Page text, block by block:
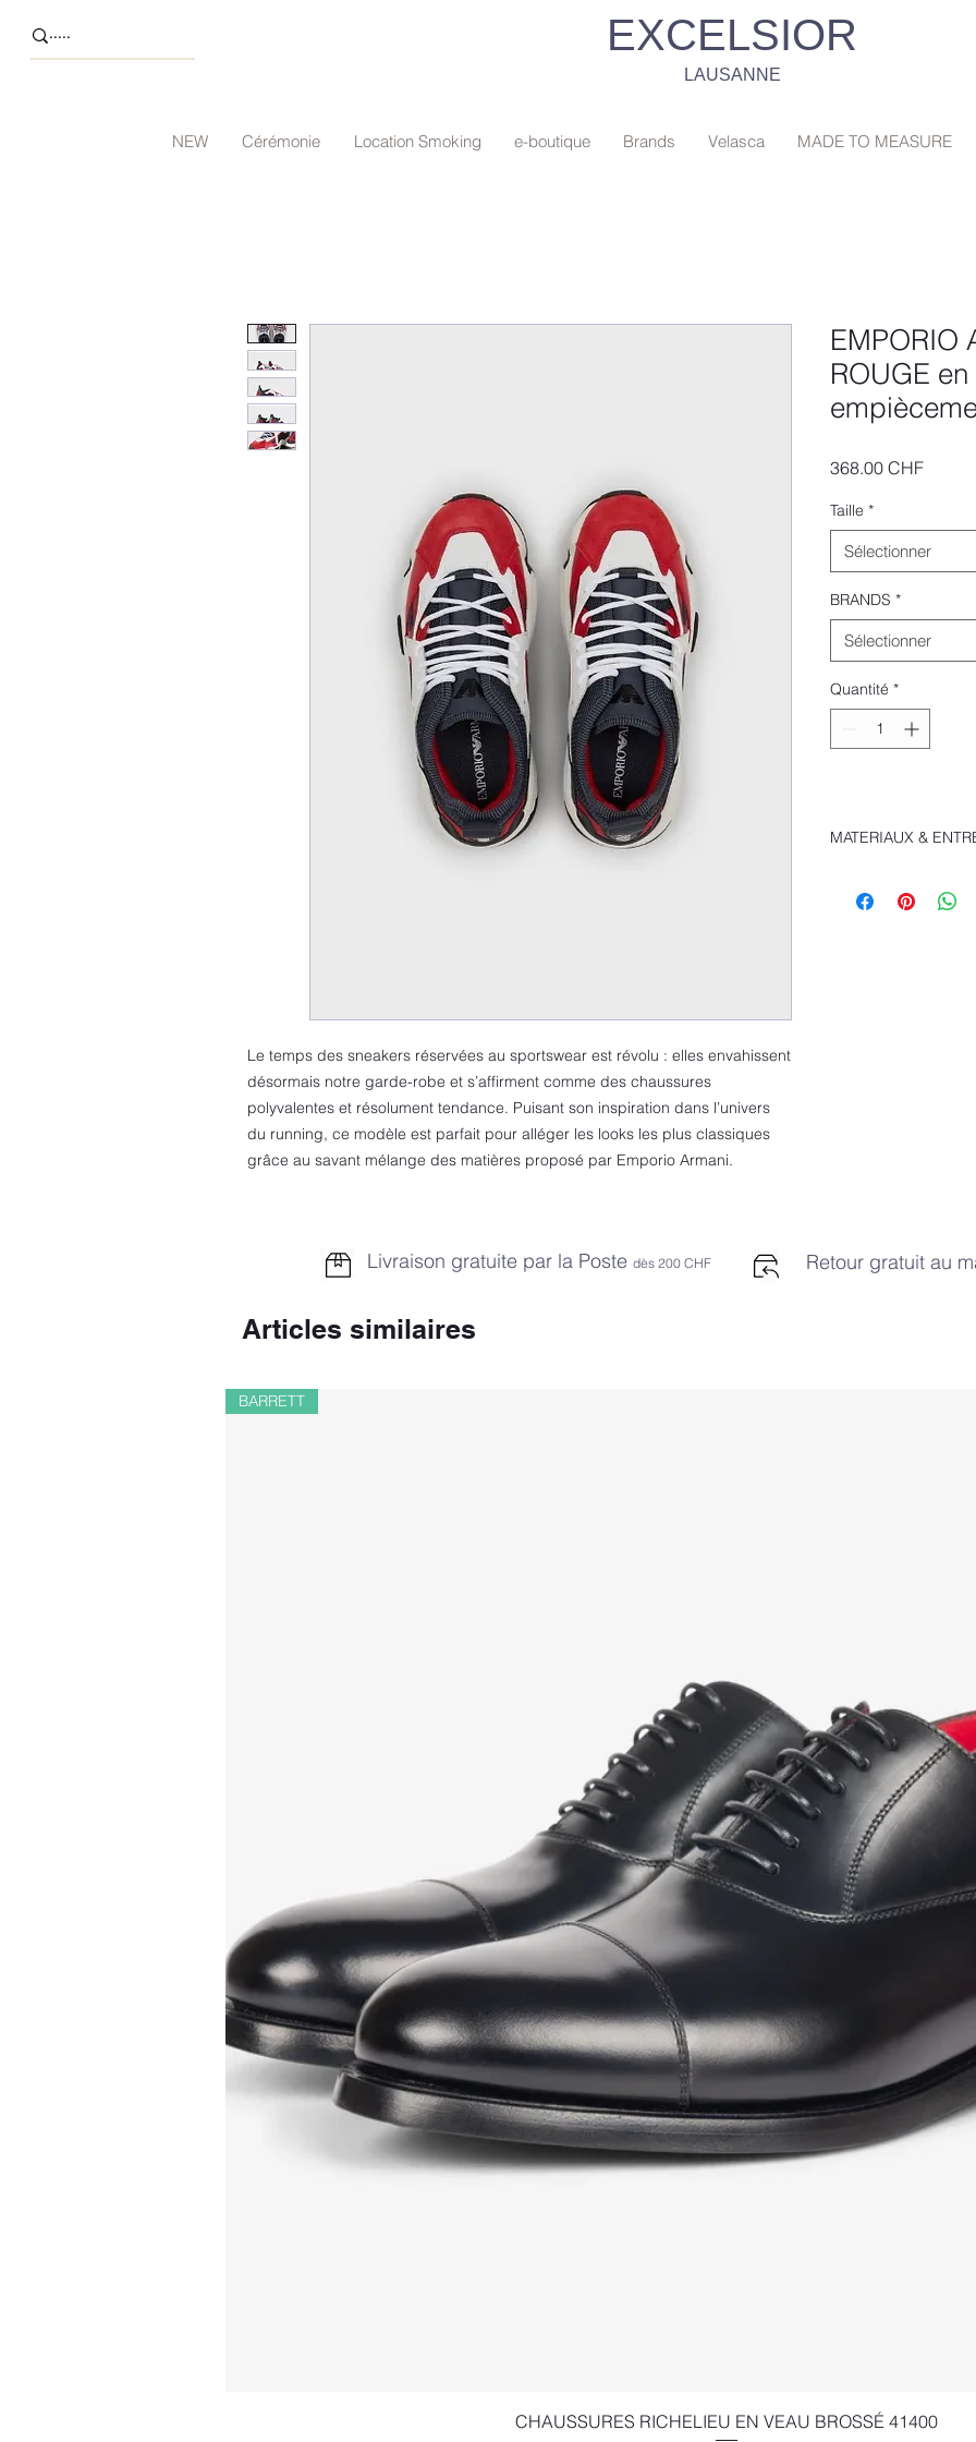
EXCELSIOR
LAUSANNE
NEW Cérémonie Location Smoking e-boutique Brands Velasca MADE TO MEASURE
Le temps des sneakers réservées au sportswear est révolu : elles envahissent
désormais notre garde-robe et s’affirment comme des chaussures
polyvalentes et résolument tendance. Puisant son inspiration dans l’univers
du running, ce modèle est parfait pour alléger les looks les plus classiques
grâce au savant mélange des matières proposé par Emporio Armani.
EMPORIO
ROUGE
368.00 CHFPrix
Taille *
Sélectionner
BRANDS *
Sélectionner
Quantité *
MATERIAUX &
Tissu technique
Livraison gratuite par la Poste dès 200 CHF Retour gratuit au
Articles similaires
Aperçu rapide
BARRETT
CHAUSSURES RICHELIEU EN VEAU BROSSÉ 41400